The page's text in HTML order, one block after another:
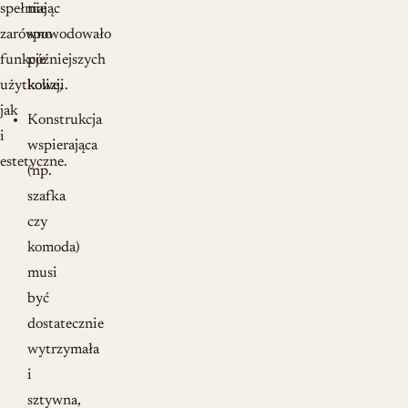
nie
spowodowało
późniejszych
kolizji.
Konstrukcja
wspierająca
(np.
szafka
czy
komoda)
musi
być
dostatecznie
wytrzymała
i
sztywna,
spełniając
zarówno
funkcje
użytkowe,
jak
i
estetyczne.